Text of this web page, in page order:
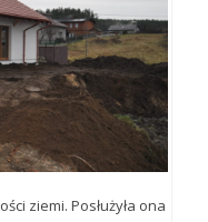
ziemi. Posłużyła ona